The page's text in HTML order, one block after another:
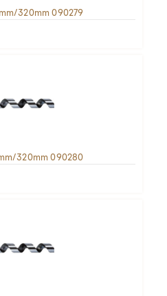
320mm 090279
320mm 090280